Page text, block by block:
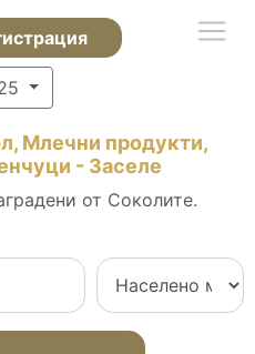
Млечни продукти,
- Заселе
от Соколите.